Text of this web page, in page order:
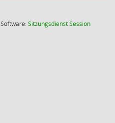
Software:SitzungsdienstSession(Wird in